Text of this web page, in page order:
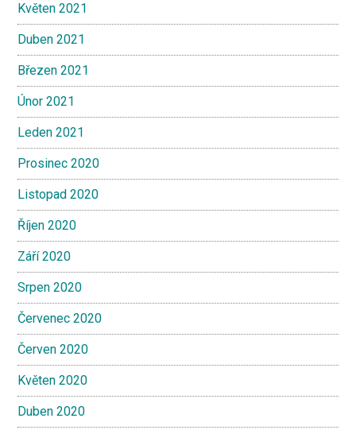
Květen 2021
Duben 2021
Březen 2021
Únor 2021
Leden 2021
Prosinec 2020
Listopad 2020
Říjen 2020
Září 2020
Srpen 2020
Červenec 2020
Červen 2020
Květen 2020
Duben 2020